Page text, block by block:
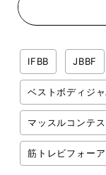
IFBB JBBF
ベストボディジ
マッスルコンテス
筋トレビフォー